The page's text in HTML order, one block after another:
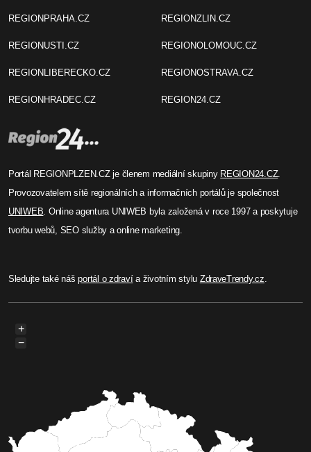
REGIONPRAHA.CZ
REGIONUSTI.CZ
REGIONLIBERECKO.CZ
REGIONHRADEC.CZ
REGIONZLIN.CZ
REGIONOLOMOUC.CZ
REGIONOSTRAVA.CZ
REGION24.CZ
Portál REGIONPLZEN.CZ je členem mediální skupiny REGION24.CZ.
Provozovatelem sítě regionálních a informačních portálů je společnost
UNIWEB . Online agentura UNIWEB byla založená v roce 1997 a poskytuje
tvorbu webů, SEO služby a online marketing.
Sledujte také nášportál o zdravía životním stylu ZdraveTrendy.cz
+
−